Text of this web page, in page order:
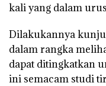
kali yang dalam
Dilakukannya
dalam rangka
dapat ditingkatkan
ini semacam studi